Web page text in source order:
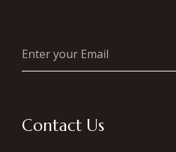
Contact Us